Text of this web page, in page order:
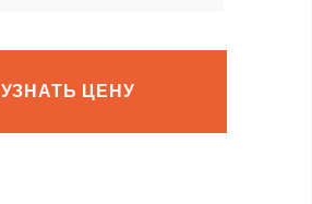
УЗНАТЬ ЦЕНУ